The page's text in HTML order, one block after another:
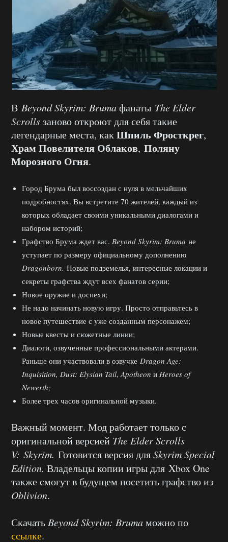
В Beyond Skyrim: Brumaфанаты The Elder
Scrollsзаново откроют для себя такие
легендарные места, какШпиль Фросткрег,
Храм Повелителя Облаков, Поляну
Морозного Огня.
Город Брума был воссоздан с нуля в мельчайших
подробностях. Вы встретите 70 жителей, каждый из
которых обладает своими уникальными диалогами и
набором историй;
Графство Брума ждет вас. Beyond Skyrim: Bruma не
уступает по размеру официальному дополнению
Dragonborn. Новые подземелья, интересные локации и
секреты графства ждут всех фанатов серии;
Новое оружие и доспехи;
Не надо начинать новую игру. Просто отправьтесь в
новое путешествие с уже созданным персонажем;
Новые квесты и сюжетные линии;
Диалоги, озвученные профессиональными актерами.
Раньше они участвовали в озвучке Dragon Age:
Inquisition, Dust: Elysian Tail, Apotheon и Heroes of
Newerth;
Более трех часов оригинальной музыки.
Важный момент. Мод работает только с
оригинальной версией The Elder Scrolls
V: Skyrim. Готовится версия дляSkyrim Special
Edition. Владельцы копии игры для Xbox One
также смогут в будущем посетить графство из
Oblivion.
Скачать Beyond Skyrim: Brumaможно по
ссылке.